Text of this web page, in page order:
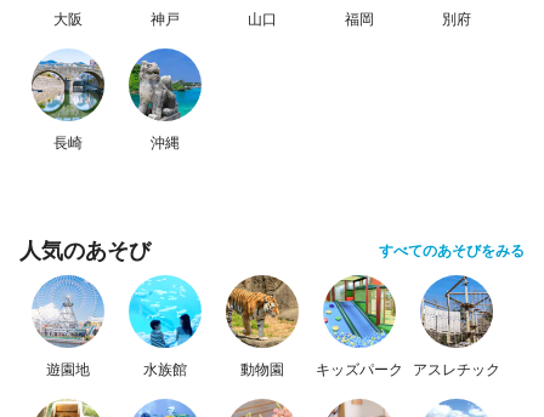
大阪 神戸 山口 福岡 別府
長崎 沖縄
人気のあそび すべてのあそびをみる
遊園地 水族館 動物園 キッズパーク アスレチック